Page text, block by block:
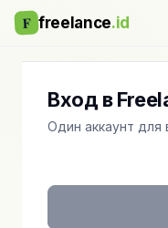
F freelance.id
Вход в
Один аккаунт для